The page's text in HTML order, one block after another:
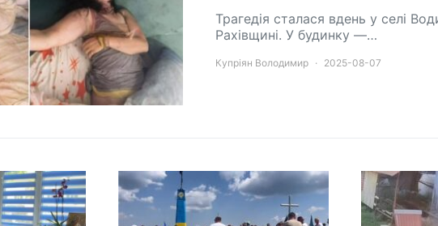
Трагедія сталася вдень у селі
Рахівщині. У будинку —…
Купріян Володимир 2025-08-07